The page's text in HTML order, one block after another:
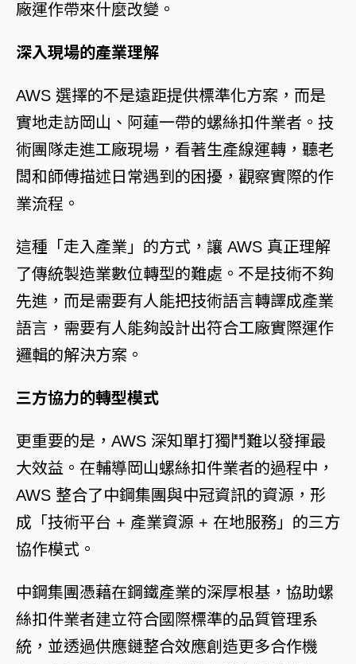
廠運作帶來什麼改變。
深入現場的產業理解
AWS 選擇的不是遠距提供標準化方案，而是
實地走訪岡山、阿蓮一帶的螺絲扣件業者。技
術團隊走進工廠現場，看著生產線運轉，聽老
闆和師傅描述日常遇到的困擾，觀察實際的作
業流程。
這種「走入產業」的方式，讓 AWS 真正理解
了傳統製造業數位轉型的難處。不是技術不夠
先進，而是需要有人能把技術語言轉譯成產業
語言，需要有人能夠設計出符合工廠實際運作
邏輯的解決方案。
三方協力的轉型模式
更重要的是，AWS 深知單打獨鬥難以發揮最
大效益。在輔導岡山螺絲扣件業者的過程中，
AWS 整合了中鋼集團與中冠資訊的資源，形
成「技術平台 + 產業資源 + 在地服務」的三方
協作模式。
中鋼集團憑藉在鋼鐵產業的深厚根基，協助螺
絲扣件業者建立符合國際標準的品質管理系
統，並透過供應鏈整合效應創造更多合作機